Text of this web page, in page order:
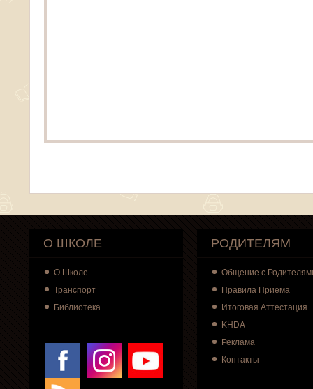
О ШКОЛЕ
О Школе
Транспорт
Библиотека
РОДИТЕЛЯМ
Общение с
Правила Приема
Итоговая Аттестация
KHDA
Реклама
Контакты